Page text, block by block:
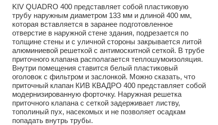
KIV QUADRO 400 представляет собой пластиковую
трубу наружным диаметром 133 мм и длиной 400 мм,
которая вставляется в заранее подготовленное
отверстие в наружной стене здания, подрезается по
толщине стены и с уличной стороны закрывается литой
алюминиевой решеткой с антимоскитной сеткой. В трубе
приточного клапана располагается теплошумоизоляция.
Внутри помещения ставится белый пластиковый
оголовок с фильтром и заслонкой. Можно сказать, что
приточный клапан КИВ КВАДРО 400 представляет собой
модернизированную форточку. Наружная решетка
приточного клапана с сеткой задерживает листву,
тополиный пух, насекомых и не позволяет осадкам
попадать внутрь трубы.